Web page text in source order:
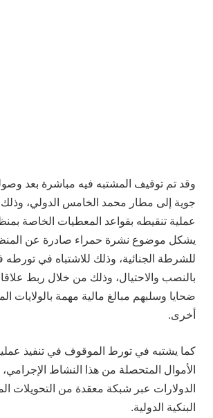
وقد تم توقيف المشتبه فيه مباشرة بعد
جوية إلى مطار محمد الخامس الدولي،
عملية تنقيطه بقواعد المعطيات الخاصة
يشكل موضوع نشرة حمراء صادرة عن
للشرطة الجنائية، وذلك للاشتباه في
بالنصب والاحتيال، وذلك من خلال ربط
ضحايا وسلبهم مبالغ مالية مهمة بالولايات
أخرى.
كما يشتبه في تورط الموقوف في تنفيذ
الأموال المتحصلة من هذا النشاط الإجرامي،
الدولارات عبر شبكة معقدة من التحويلات
البنكية الدولية.